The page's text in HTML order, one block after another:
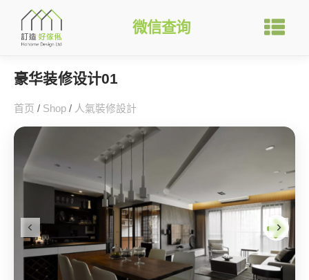
微信查询
豪华装修设计01
首页 / Shop / 人氣裝修設計